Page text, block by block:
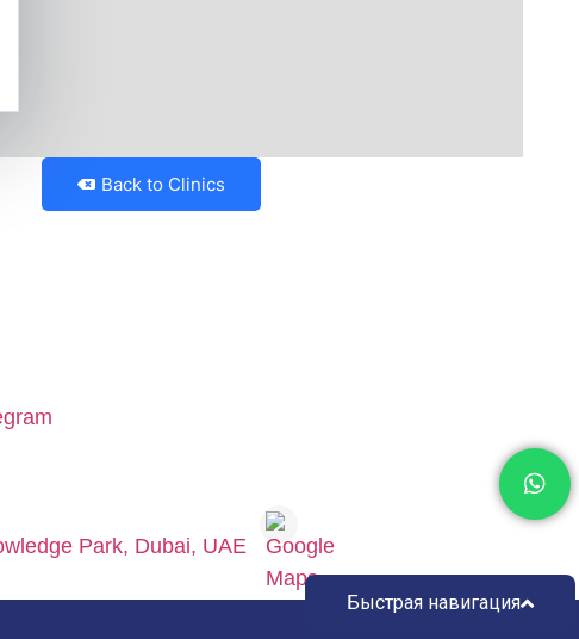
Быстрая навигация
Back to Clinics
Park, Dubai, UAE